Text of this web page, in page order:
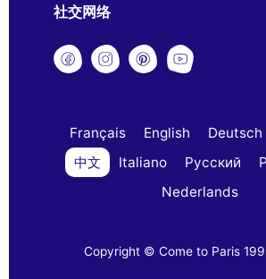
社交网络
Français English Deutsch
中文
Italiano Русский
Nederlands
Copyright © Come to Paris